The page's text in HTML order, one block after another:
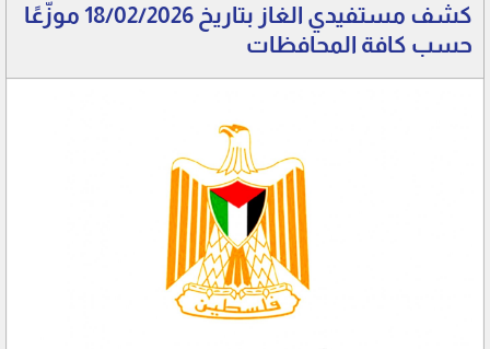
كشف مستفيدي الغاز بتاريخ 18/02/2026 موزّعًا
حسب كافة المحافظات